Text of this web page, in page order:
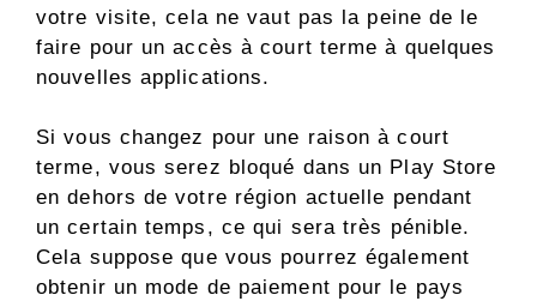
votre visite, cela ne vaut pas la peine de le
faire pour un accès à court terme à quelques
nouvelles applications.
Si vous changez pour une raison à court
terme, vous serez bloqué dans un Play Store
en dehors de votre région actuelle pendant
un certain temps, ce qui sera très pénible.
Cela suppose que vous pourrez également
obtenir un mode de paiement pour le pays